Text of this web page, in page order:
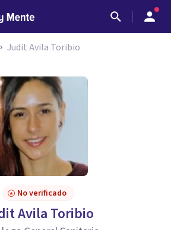
Judit Avila Toribio
No verificado
Avila Toribio